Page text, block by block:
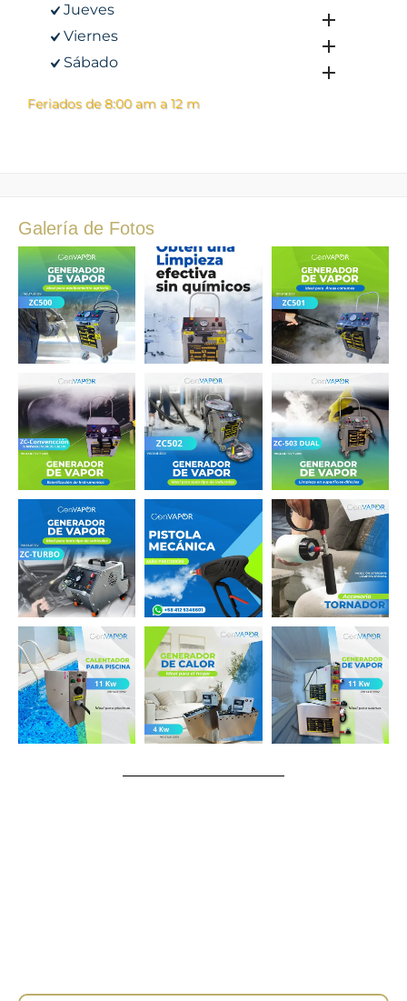
Jueves
Viernes
Sábado
Feriados de 8:00 am a 12 m
Galería de Fotos